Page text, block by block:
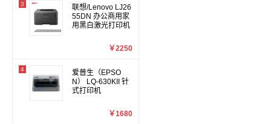
3
联想/Lenovo LJ26
55DN 办公商用家
用黑白激光打印机
￥2250
4
爱普生（EPSO
N） LQ-630KII 针
式打印机
￥1680